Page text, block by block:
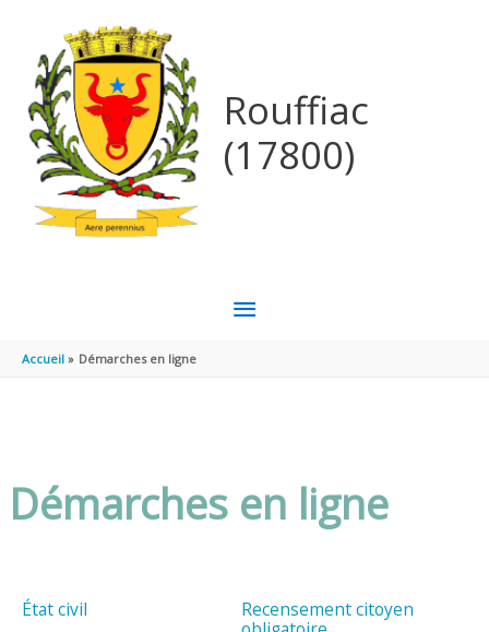
Rouffiac
(17800)
MENU
Accueil Démarches en ligne
Démarches en ligne
État civil
Recensement citoyen